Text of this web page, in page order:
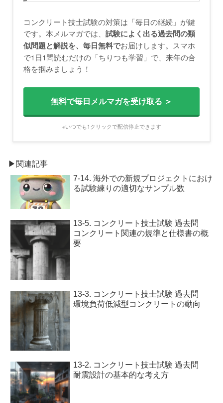
コンクリート技士試験の対策は「毎日の継続」が鍵
です。本メルマガでは、 試験によく出る過去問の類
似問題と解説を、毎日無料でお届けします。スマホ
で1日1問読むだけの「ちりつも学習」で、来年の合
格を掴みましょう！
無料で毎日メルマガを受け取る ＞
※いつでも1クリックで配信停止できます
▶関連記事
7-14. 海外での新規プロジェクトにおけ
る試験練りの適切なサンプル数
13-5. コンクリート技士試験 過去問
コンクリート関連の規準と仕様書の概
要
13-3. コンクリート技士試験 過去問
環境負荷低減型コンクリートの動向
13-2. コンクリート技士試験 過去問
耐震設計の基本的な考え方